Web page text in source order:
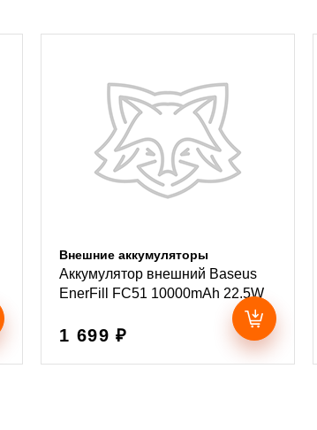
Внешние аккумуляторы
Аккумулятор внешний Baseus
EnerFill FC51 10000mAh 22.5W
1 699 ₽